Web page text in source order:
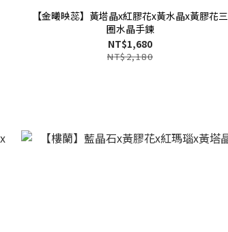
【金曦映蕊】黃塔晶x紅膠花x黃水晶x黃膠花三
圈水晶手鍊
NT$1,680
NT$2,180